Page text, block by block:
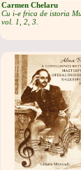
Carmen Chelaru
Cu i-e frica de istoria
vol. 1, 2, 3.